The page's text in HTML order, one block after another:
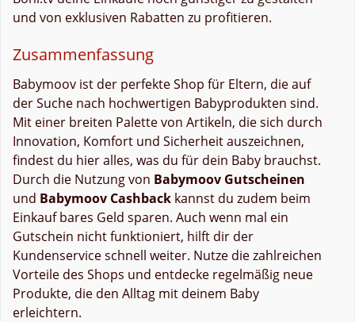
und von exklusiven Rabatten zu profitieren.
Zusammenfassung
Babymoov ist der perfekte Shop für Eltern, die auf
der Suche nach hochwertigen Babyprodukten sind.
Mit einer breiten Palette von Artikeln, die sich durch
Innovation, Komfort und Sicherheit auszeichnen,
findest du hier alles, was du für dein Baby brauchst.
Durch die Nutzung von Babymoov Gutscheinen
und Babymoov Cashback kannst du zudem beim
Einkauf bares Geld sparen. Auch wenn mal ein
Gutschein nicht funktioniert, hilft dir der
Kundenservice schnell weiter. Nutze die zahlreichen
Vorteile des Shops und entdecke regelmäßig neue
Produkte, die den Alltag mit deinem Baby
erleichtern.